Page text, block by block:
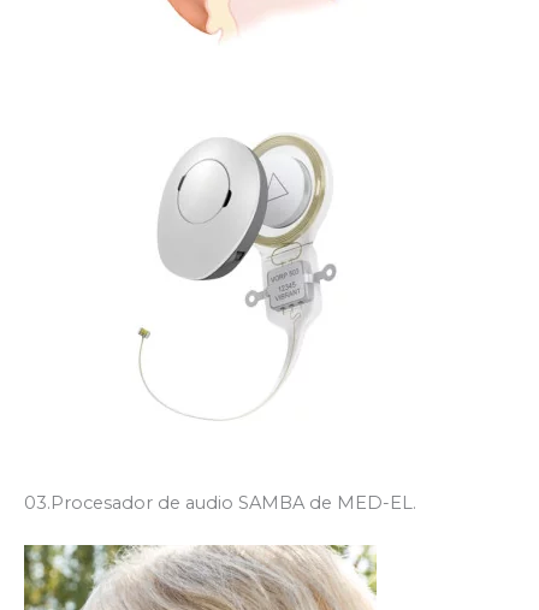
03.Procesador de audio SAMBA de MED-EL.